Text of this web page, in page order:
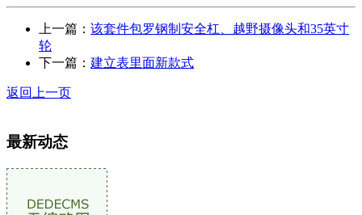
上一篇： 该套件包罗钢制安全杠、越野摄像头和35英寸
轮
下一篇： 建立表里面新款式
返回上一页
最新动态